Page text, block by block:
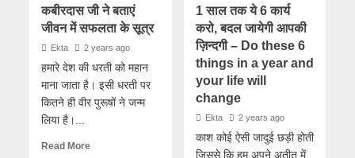
कबीरदास जी ने बताएं
जीवन में सफलता के सूत्र
Ekta 2 years ago
हमारे देश की धरती को महान
माना जाता है। इसी धरती पर
कितने ही वीर पुरूषों ने जन्म
लिया है।...
Read More
1 साल तक ये 6 कार्य
करो, बदल जायेगी आपकी
ज़िन्दगी – Do these 6
things in a year and
your life will
change
Ekta 2 years ago
काश कोई ऐसी जादुई छड़ी होती
जिससे कि हम अपने अतीत में